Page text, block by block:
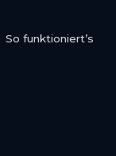
So funktioniert’s